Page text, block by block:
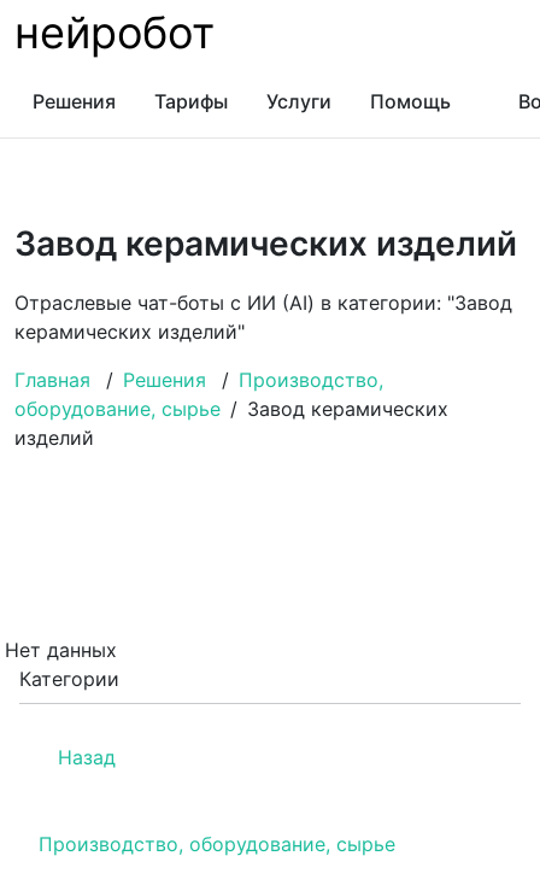
нейробот
Решения Тарифы Услуги Помощь
Завод керамических изделий
Отраслевые чат-боты с ИИ (AI) в категории: "Завод
керамических изделий"
Главная
/ Решения / Производство,
оборудование, сырье / Завод керамических
изделий
Категории
Назад
Производство, оборудование, сырье
Нет данных